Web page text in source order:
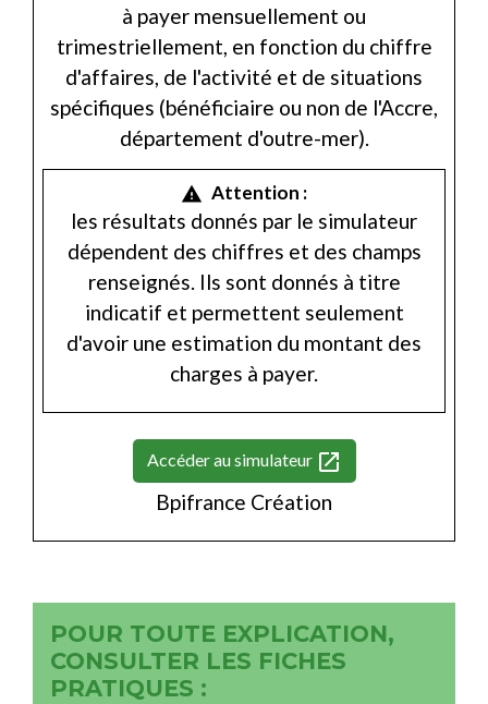
à payer mensuellement ou
trimestriellement, en fonction du chiffre
d'affaires, de l'activité et de situations
spécifiques (bénéficiaire ou non de l'Accre,
département d'outre-mer).
warning Attention :
les résultats donnés par le simulateur
dépendent des chiffres et des champs
renseignés. Ils sont donnés à titre
indicatif et permettent seulement
d'avoir une estimation du montant des
charges à payer.
Accéder au simulateur open_in_new
Bpifrance Création
POUR TOUTE EXPLICATION,
CONSULTER LES FICHES
PRATIQUES :